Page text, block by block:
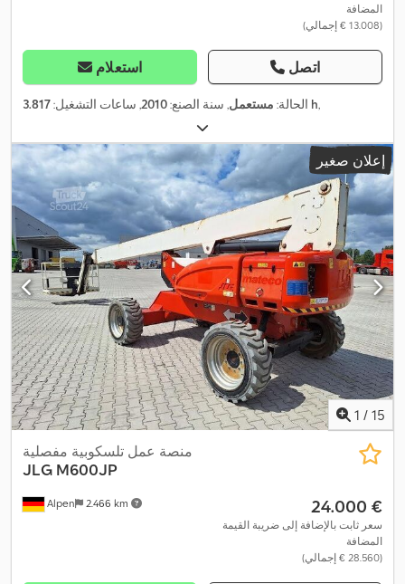
المضافة
(‏13.008 € إجمالي)
استعلام اتصل
الحالة: مستعمل, سنة الصنع:2010, ساعات التشغيل: 3.817 h,
إعلان صغير
1 / 15
Alpen 2.466 km
منصة عمل تلسكوبية مفصلية
JLG M600JP
‏24.000 €
سعر ثابت بالإضافة إلى ضريبة القيمة
المضافة
(‏28.560 € إجمالي)